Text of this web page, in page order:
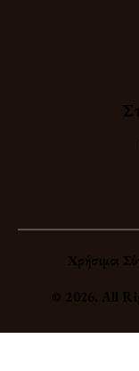
Χρήσιμοι
© 2026. All